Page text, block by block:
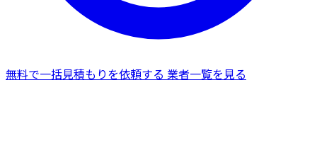
無料で一括見積もりを依頼する 業者一覧を見る